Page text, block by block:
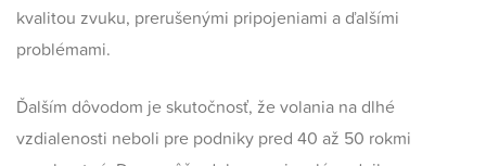
kvalitou zvuku, prerušenými pripojeniami a ďalšími
problémami.
Ďalším dôvodom je skutočnosť, že volania na dlhé
vzdialenosti neboli pre podniky pred 40 až 50 rokmi